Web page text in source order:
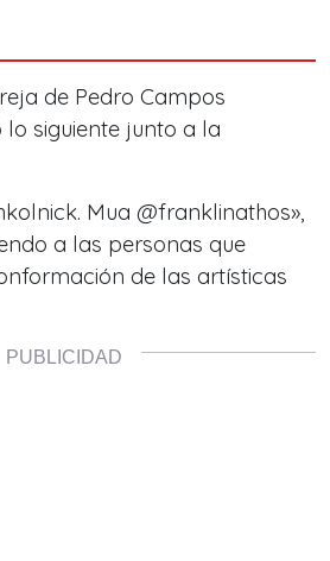
de Pedro Campos
siguiente junto a la
Mua @franklinathos»,
a las personas que
de las artísticas